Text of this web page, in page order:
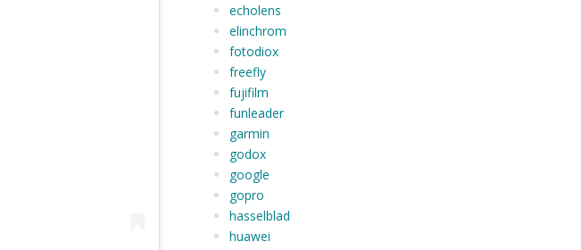
echolens
elinchrom
fotodiox
freefly
fujifilm
funleader
garmin
godox
google
gopro
hasselblad
huawei